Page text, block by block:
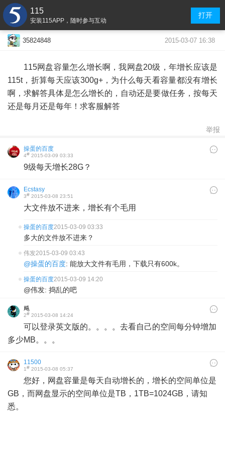
115
安装115APP，随时参与互动
打开
35824848 2015-03-07 16:38
115网盘容量怎么增长啊，我网盘20级，年增长应该是
115t，折算每天应该300g+，为什么每天看容量都没有增长
啊，求解答具体是怎么增长的，自动还是要做任务，按每天
还是每月还是每年！求客服解答
举报
操蛋的百度
4# 2015-03-09 03:33
9级每天增长28G？
Ecstasy
3# 2015-03-08 23:51
大文件放不进来，增长有个毛用
操蛋的百度2015-03-09 03:33
多大的文件放不进来？
伟发2015-03-09 03:43
@操蛋的百度: 能放大文件有毛用，下载只有600k。
操蛋的百度2015-03-09 14:20
@伟发: 捣乱的吧
飚
2# 2015-03-08 14:24
可以登录英文版的。。。。去看自己的空间每分钟增加
多少MB。。。
11500
1# 2015-03-08 05:37
您好，网盘容量是每天自动增长的，增长的空间单位是
GB，而网盘显示的空间单位是TB，1TB=1024GB，请知
悉。